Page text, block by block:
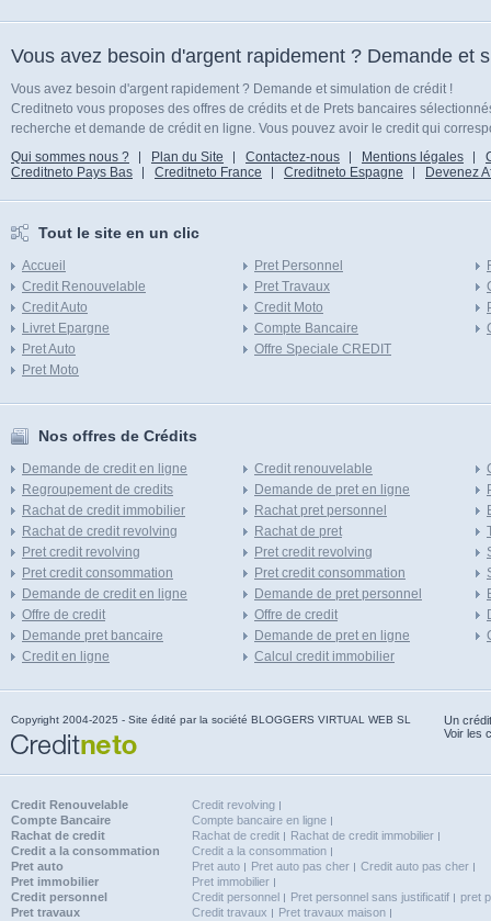
Vous avez besoin d'argent rapidement ? Demande et
Vous avez besoin d'argent rapidement ? Demande et simulation de crédit !
Creditneto vous proposes des offres de crédits et de Prets bancaires
recherche et demande de crédit en ligne. Vous pouvez avoir le credit qui
Qui sommes nous ?
Plan du Site Contactez-nous Mentions légales
Creditneto Pays Bas
Creditneto France Creditneto Espagne Devenez
Tout le site en un clic
Accueil
Credit Renouvelable
Credit Auto
Livret Epargne
Pret Auto
Pret Moto
Pret Personnel
Pret Travaux
Credit Moto
Compte Bancaire
Offre Speciale CREDIT
Nos offres de Crédits
Demande de credit en ligne
Regroupement de credits
Rachat de credit immobilier
Rachat de credit revolving
Pret credit revolving
Pret credit consommation
Demande de credit en ligne
Offre de credit
Demande pret bancaire
Credit en ligne
Credit renouvelable
Demande de pret en ligne
Rachat pret personnel
Rachat de pret
Pret credit revolving
Pret credit consommation
Demande de pret personnel
Offre de credit
Demande de pret en ligne
Calcul credit immobilier
Copyright 2004-2025 - Site édité par la société BLOGGERS VIRTUAL WEB SL
Un
Voir les
Credit Renouvelable
Credit revolving
Compte Bancaire
Compte bancaire en ligne
Rachat de credit
Rachat de credit
Rachat de credit immobilier
Credit a la consommation
Credit a la consommation
Pret auto
Pret auto Pret auto pas cher
Credit auto pas cher
Pret immobilier
Pret immobilier
Credit personnel
Credit personnel Pret personnel sans justificatif
pret
Pret travaux
Credit travaux Pret travaux maison